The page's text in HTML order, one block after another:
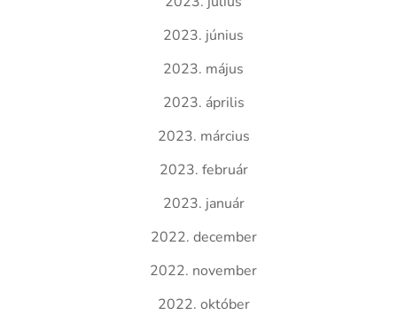
2023. június
2023. május
2023. április
2023. március
2023. február
2023. január
2022. december
2022. november
2022. október